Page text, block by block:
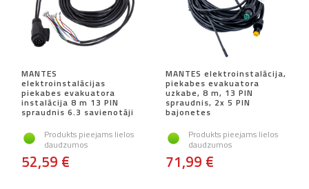
MANTES
elektroinstalācijas
piekabes evakuatora
instalācija 8 m 13 PIN
spraudnis 6.3 savienotāji
Produkts pieejams lielos
daudzumos
52,59 €
MANTES elektroinstalācija,
piekabes evakuatora
uzkabe, 8 m, 13 PIN
spraudnis, 2x 5 PIN
bajonetes
Produkts pieejams lielos
daudzumos
71,99 €